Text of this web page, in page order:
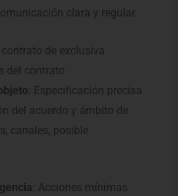
clara y regular.
de exclusiva
del contrato
: Especificación precisa
del acuerdo y ámbito de
canales, posible
: Acciones mínimas